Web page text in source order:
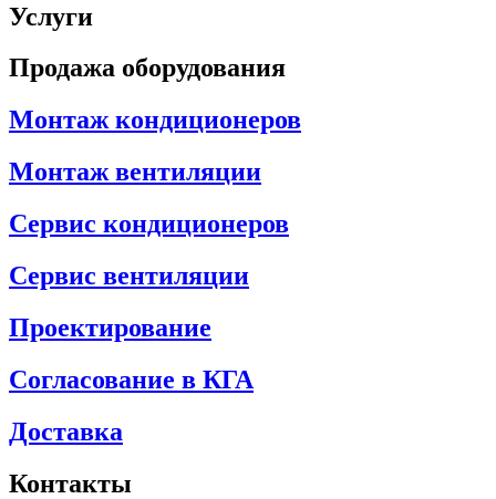
Услуги
Продажа оборудования
Монтаж кондиционеров
Монтаж вентиляции
Сервис кондиционеров
Сервис вентиляции
Проектирование
Согласование в КГА
Доставка
Контакты